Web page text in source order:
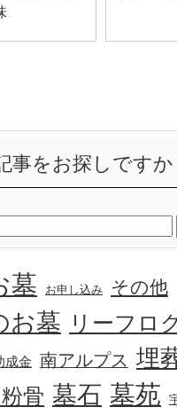
記事をお探しですか
墓 お申し込み その他
お墓 リーフロ
成金 南アルプス 埋
骨 墓石 墓苑